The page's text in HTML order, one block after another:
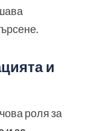
и
роля за